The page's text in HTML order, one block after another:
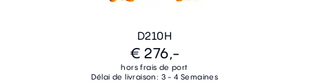
D210H
€ 276,-
hors frais de port
Délai de livraison: 3 - 4 Semaines